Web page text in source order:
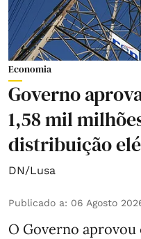
Economia
Governo
1,58 mil
distribuição
DN/Lusa
Publicado a: 06 Agosto
O Governo aprovou